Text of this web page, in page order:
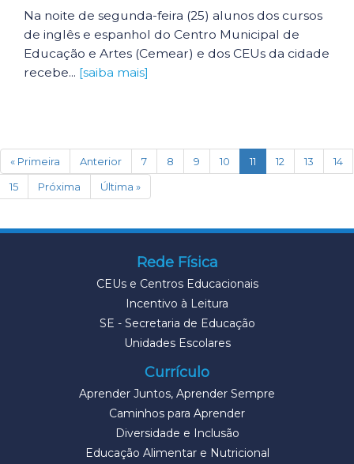
Na noite de segunda-feira (25) alunos dos cursos
de inglês e espanhol do Centro Municipal de
Educação e Artes (Cemear) e dos CEUs da cidade
recebe... [saiba mais]
« Primeira Anterior 7 8 9 10 11 (current)
12 13
14
15
Próxima Última »
Rede Física
CEUs e Centros Educacionais
Incentivo à Leitura
SE - Secretaria de Educação
Unidades Escolares
Currículo
Aprender Juntos, Aprender Sempre
Caminhos para Aprender
Diversidade e Inclusão
Educação Alimentar e Nutricional